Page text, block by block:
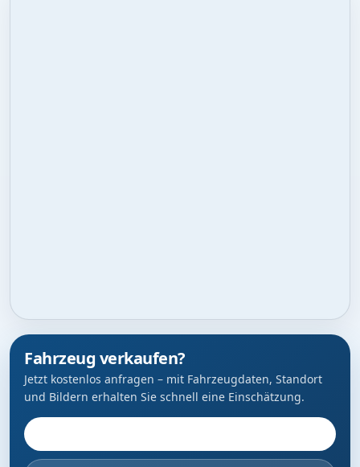
Fahrzeug verkaufen?
Jetzt kostenlos anfragen – mit Fahrzeugdaten, Standort
und Bildern erhalten Sie schnell eine Einschätzung.